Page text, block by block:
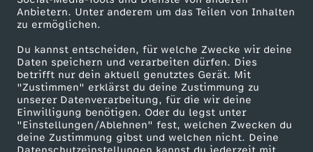
Anbietern. Unter anderem um das Teilen von Inhalten
zu ermöglichen.
Du kannst entscheiden, für welche Zwecke wir deine
Daten speichern und verarbeiten dürfen. Dies
betrifft nur dein aktuell genutztes Gerät. Mit
"Zustimmen" erklärst du deine Zustimmung zu
unserer Datenverarbeitung, für die wir deine
Einwilligung benötigen. Oder du legst unter
"Einstellungen/Ablehnen" fest, welchen Zwecken du
deine Zustimmung gibst und welchen nicht. Deine
D
U
d
e
Karriere
ZDF goes Schule
Werbefernsehen
Mainzelmännchen